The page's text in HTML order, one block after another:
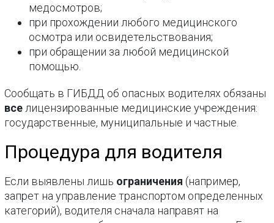
медосмотров;
при прохождении любого медицинского
осмотра или освидетельствования;
при обращении за любой медицинской
помощью.
Сообщать в ГИБДД об опасных водителях обязаны
все лицензированные медицинские учреждения:
государственные, муниципальные и частные.
Процедура для водителя
Если выявлены лишь ограничения (например,
запрет на управление транспортом определенных
категорий), водителя сначала направят на